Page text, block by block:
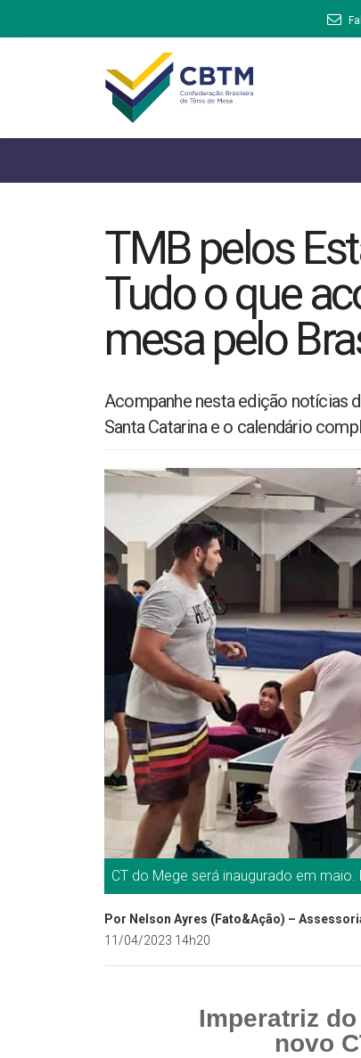
TMB pelos
Tudo o que
mesa pelo
Acompanhe nesta edição notícias
Santa Catarina e o calendário
CT do Mege será inaugurado em
Por Nelson Ayres (Fato&Ação) –
11/04/2023 14h20
Imperatriz
novo